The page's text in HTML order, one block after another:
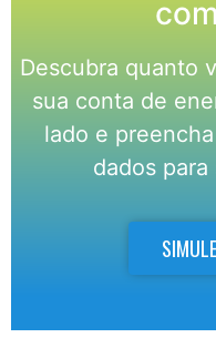
Descubra quanto
sua conta de
lado e
dados